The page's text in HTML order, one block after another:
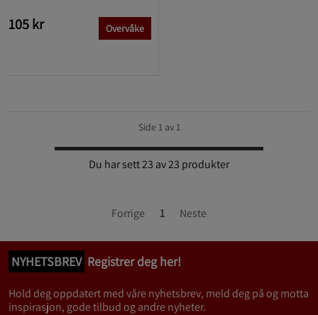
105 kr Overvåke
Side 1 av 1
Du har sett 23 av 23 produkter
Forrige 1 Neste
NYHETSBREV Registrer deg her!
Hold deg oppdatert med våre nyhetsbrev, meld deg på og motta
inspirasjon, gode tilbud og andre nyheter.